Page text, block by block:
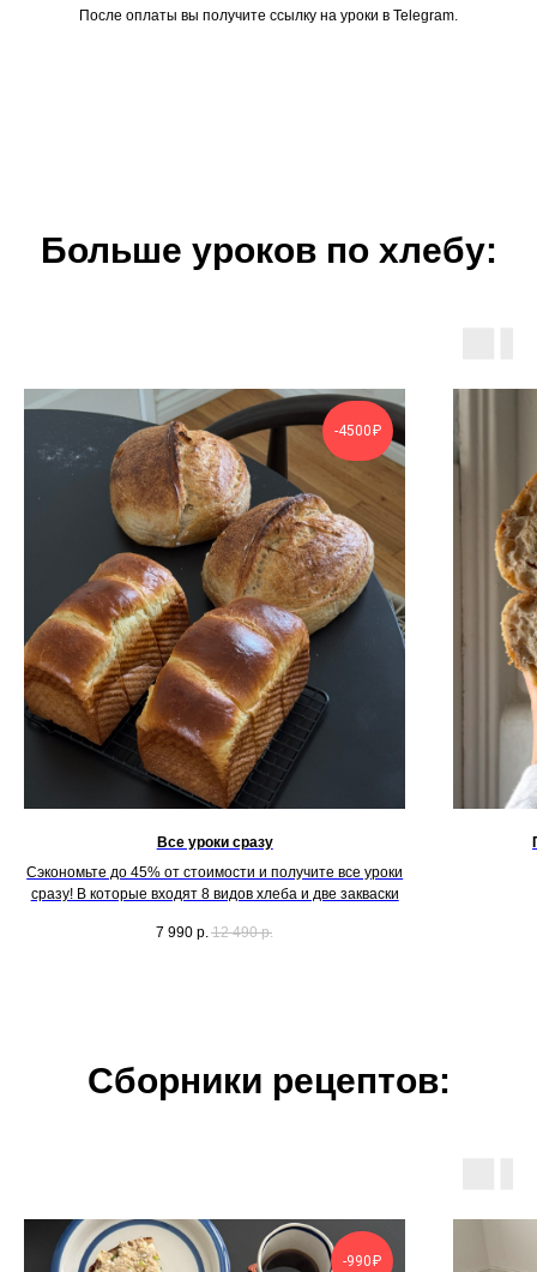
После оплаты вы получите ссылку на уроки в Telegram.
Больше уроков по хлебу:
-4500₽
Все уроки сразу
Сэкономьте до 45% от стоимости и получите все уроки
сразу! В которые входят 8 видов хлеба и две закваски
7 990 р. 12 490 р.
Сборники рецептов:
-990₽